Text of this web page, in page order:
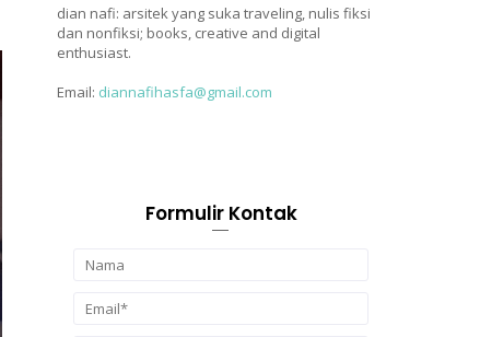
dian nafi: arsitek yang suka traveling, nulis fiksi
dan nonfiksi; books, creative and digital
enthusiast.
Email: diannafihasfa@gmail.com
Formulir Kontak